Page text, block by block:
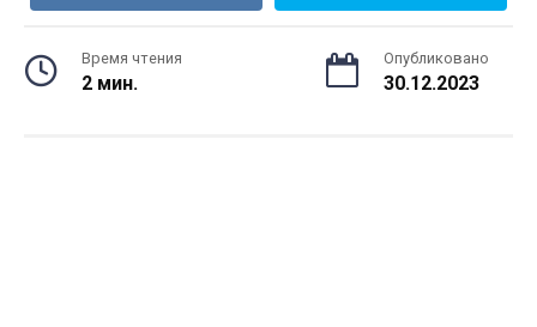
Время чтения
2 мин.
Опубликовано
30.12.2023